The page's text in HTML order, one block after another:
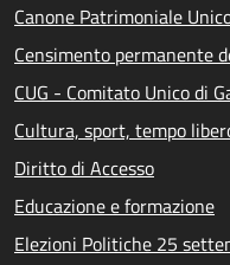
Canone Patrimoniale
Censimento permanente
CUG - Comitato Unico di
Cultura, sport, tempo
Diritto di Accesso
Educazione e formazione
Elezioni Politiche 25